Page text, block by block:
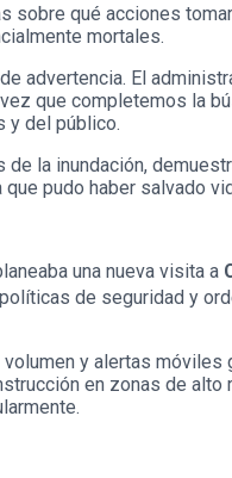
sobre qué acciones
mortales.
advertencia. El
que completemos la
y del público.
la inundación,
pudo haber salvado
una nueva visita a
de seguridad y
y alertas móviles
en zonas de alto